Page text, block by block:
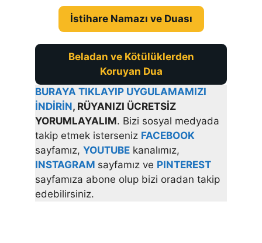
İstihare Namazı ve Duası
Beladan ve Kötülüklerden
Koruyan Dua
BURAYA TIKLAYIP UYGULAMAMIZI
İNDİRİN, RÜYANIZI ÜCRETSİZ
YORUMLAYALIM. Bizi sosyal medyada
takip etmek isterseniz FACEBOOK
sayfamız, YOUTUBE kanalımız,
INSTAGRAM sayfamız ve PINTEREST
sayfamıza abone olup bizi oradan takip
edebilirsiniz.